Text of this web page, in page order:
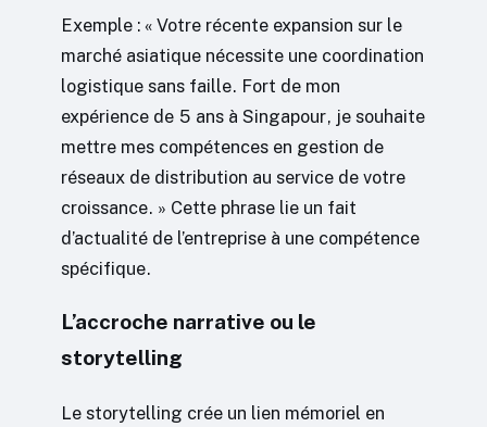
Exemple : « Votre récente expansion sur le
marché asiatique nécessite une coordination
logistique sans faille. Fort de mon
expérience de 5 ans à Singapour, je souhaite
mettre mes compétences en gestion de
réseaux de distribution au service de votre
croissance. » Cette phrase lie un fait
d’actualité de l’entreprise à une compétence
spécifique.
L’accroche narrative ou le
storytelling
Le storytelling crée un lien mémoriel en